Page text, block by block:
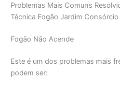
Problemas Mais Comuns
Técnica Fogão Jardim Consórcio
Fogão Não Acende
Este é um dos problemas mais
podem ser: